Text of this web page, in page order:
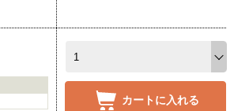
カートに入れる